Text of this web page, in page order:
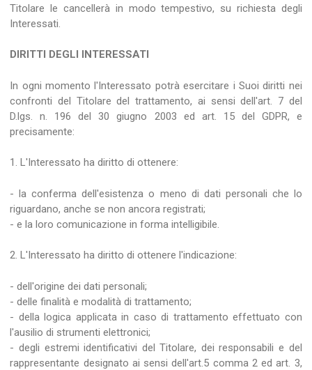
Titolare le cancellerà in modo tempestivo, su richiesta degli
Interessati.
DIRITTI DEGLI INTERESSATI
In ogni momento l'Interessato potrà esercitare i Suoi diritti nei
confronti del Titolare del trattamento, ai sensi dell'art. 7 del
D.lgs. n. 196 del 30 giugno 2003 ed art. 15 del GDPR, e
precisamente:
1. L'Interessato ha diritto di ottenere:
- la conferma dell'esistenza o meno di dati personali che lo
riguardano, anche se non ancora registrati;
- e la loro comunicazione in forma intelligibile.
2. L'Interessato ha diritto di ottenere l'indicazione:
- dell'origine dei dati personali;
- delle finalità e modalità di trattamento;
- della logica applicata in caso di trattamento effettuato con
l'ausilio di strumenti elettronici;
- degli estremi identificativi del Titolare, dei responsabili e del
rappresentante designato ai sensi dell'art.5 comma 2 ed art. 3,